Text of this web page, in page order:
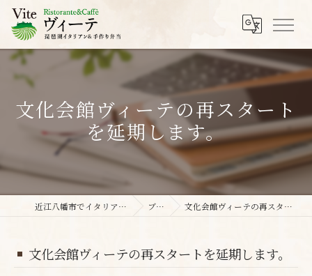
文化会館ヴィーテの再スタート
を延期します。
近江八幡市でイタリアンならヴィーテ ブログ 文化会館ヴィーテの再スタートを延期します。
文化会館ヴィーテの再スタートを延期します。